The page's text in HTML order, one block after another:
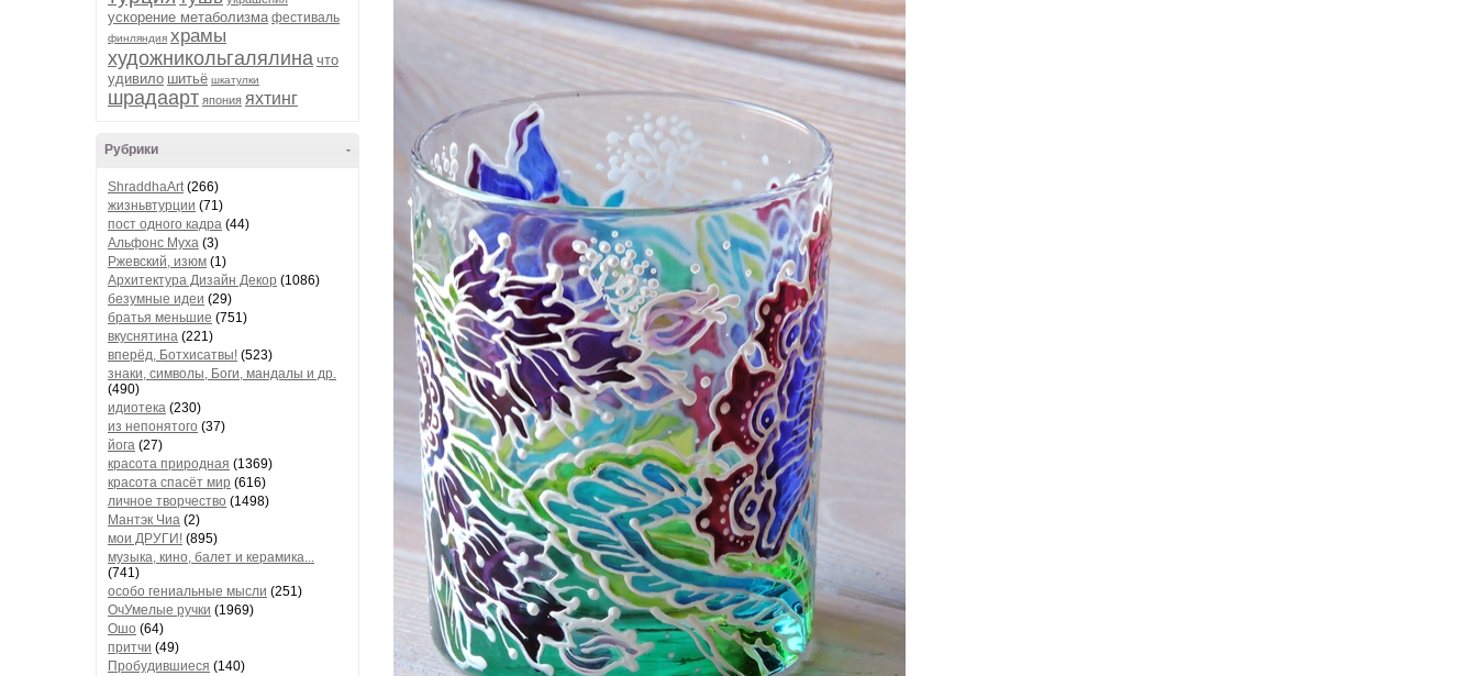
ускорение метаболизма фестиваль
финляндия храмы
художникольгалялина что
удивило шитьё шкатулки
шрадаарт япония яхтинг
-
Рубрики
ShraddhaArt(266)
жизньвтурции (71)
пост одного кадра (44)
Альфонс Муха (3)
Ржевский, изюм (1)
Архитектура Дизайн Декор (1086)
безумные идеи (29)
братья меньшие (751)
вкуснятина (221)
вперёд, Ботхисатвы! (523)
знаки, символы, Боги, мандалы и др.
(490)
идиотека (230)
из непонятого (37)
йога (27)
красота природная (1369)
красота спасёт мир (616)
личное творчество (1498)
Мантэк Чиа (2)
мои ДРУГИ! (895)
музыка, кино, балет и керамика...
(741)
особо гениальные мысли (251)
ОчУмелые ручки (1969)
Ошо (64)
притчи (49)
Пробудившиеся (140)